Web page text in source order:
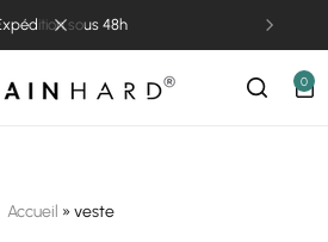
expédition sous 48h
0
Accueil » veste